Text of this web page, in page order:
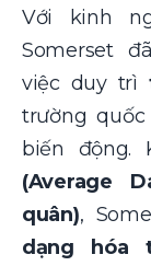
Với kinh
Somerset
việc duy trì
trường
biến động.
(Average
quân),
dạng hóa